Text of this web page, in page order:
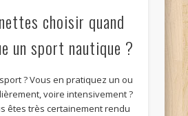
choisir quand
un sport nautique ?
? Vous en pratiquez un ou
voire intensivement ?
êtes très certainement rendu